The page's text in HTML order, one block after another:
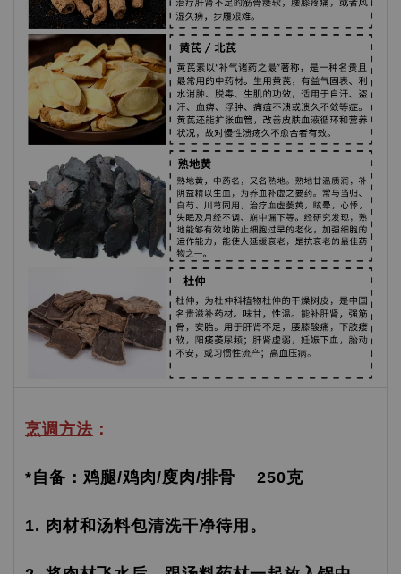
烹调方法 ：
*自备：鸡腿/鸡肉/廋肉/排骨 250克
1. 肉材和汤料包清洗干净待用。